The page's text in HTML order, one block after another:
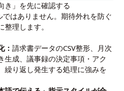
き」を先に確認する
はありません。期待外れを防ぐ
理します。
：請求書データのCSV整形、月次
生成、議事録の決定事項・アク
繰り返し発生する処理に強みを